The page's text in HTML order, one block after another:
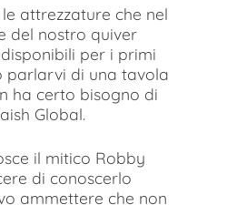
attrezzature che nel
del nostro quiver
per i primi
parlarvi di una tavola
ha certo bisogno di
Global.
il mitico Robby
di conoscerlo
ammettere che non